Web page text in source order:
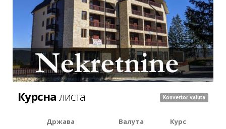
Курсна листа Konvertor valuta
Држава Валута
Курс